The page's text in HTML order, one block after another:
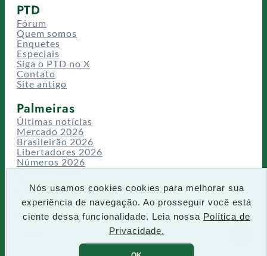
Nós usamos cookies cookies para melhorar sua
experiência de navegação. Ao prosseguir você está
ciente dessa funcionalidade. Leia nossa Política de
Privacidade.
PTD
Fórum
Quem somos
Enquetes
Especiais
Siga o PTD no X
Contato
Site antigo
Palmeiras
Últimas notícias
Mercado 2026
Brasileirão 2026
Libertadores 2026
Números 2026
Campeonatos
CT/Centro de Excelência
Busca
P
e